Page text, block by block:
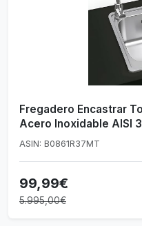
Fregadero Encastrar
Acero Inoxidable AISI
ASIN: B0861R37MT
99,99€
5.995,00€